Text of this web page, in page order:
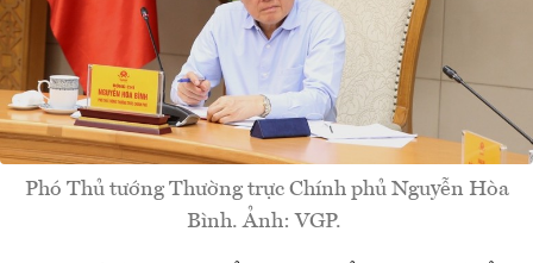
Phó Thủ tướng Thường trực Chính phủ Nguyễn Hòa
Bình. Ảnh: VGP.